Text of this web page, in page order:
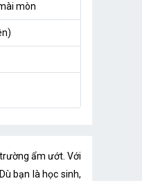
mòn
ẩm ướt. Với
bạn là học sinh,